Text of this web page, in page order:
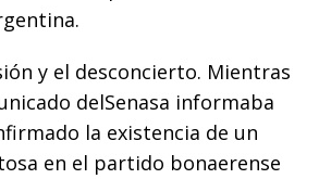
y el desconcierto. Mientras
delSenasa informaba
la existencia de un
en el partido bonaerense